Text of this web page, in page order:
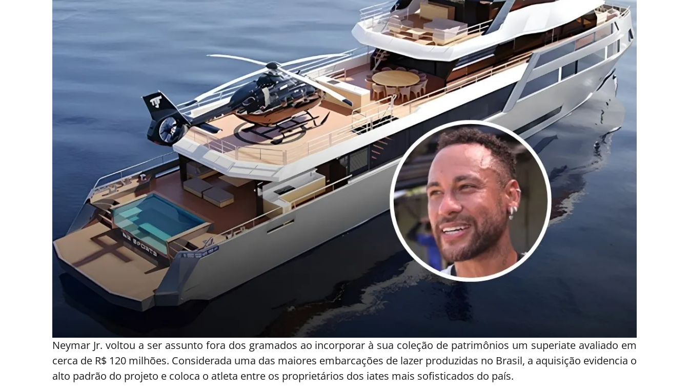
Neymar Jr. voltou a ser assunto fora dos gramados ao incorporar à sua coleção de patrimônios um superiate avaliado em
cerca de R$ 120 milhões. Considerada uma das maiores embarcações de lazer produzidas no Brasil, a aquisição evidencia o
alto padrão do projeto e coloca o atleta entre os proprietários dos iates mais sofisticados do país.